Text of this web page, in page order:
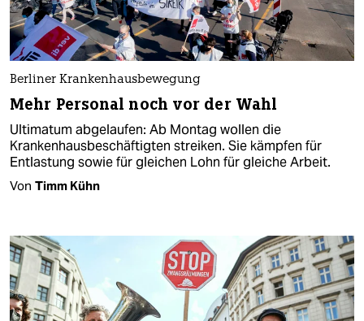
Berliner Krankenhausbewegung
Mehr Personal noch vor der Wahl
Ultimatum abgelaufen: Ab Montag wollen die
Krankenhausbeschäftigten streiken. Sie kämpfen für
Entlastung sowie für gleichen Lohn für gleiche Arbeit.
Von Timm Kühn